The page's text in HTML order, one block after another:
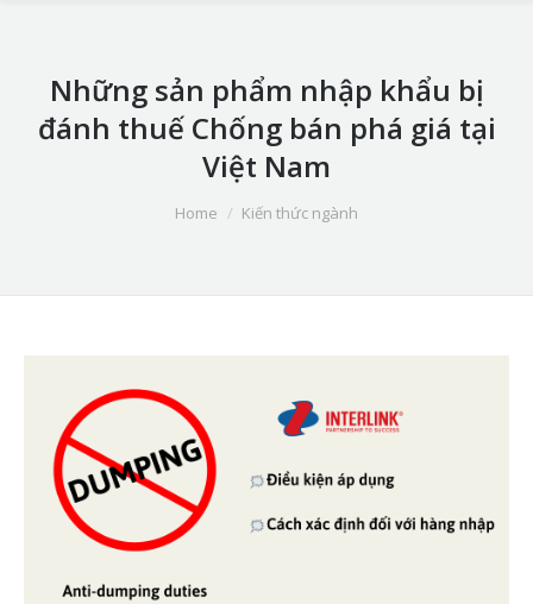
Những sản phẩm nhập khẩu bị
đánh thuế Chống bán phá giá tại
Việt Nam
Home Kiến thức ngành